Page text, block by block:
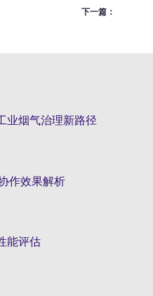
下一篇：
业烟气治理新路径
作效果解析
能评估